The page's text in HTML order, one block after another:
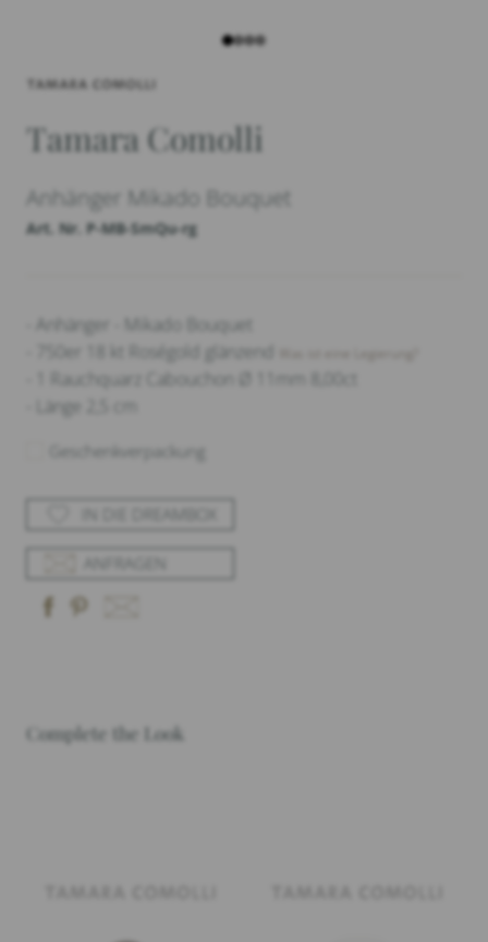
Tamara Comolli
Anhänger Mikado Bouquet
Art. Nr. P-MB-SmQu-rg
- Anhänger - Mikado Bouquet
- 750er 18 kt Roségold glänzend
- 1 Rauchquarz Cabouchon Ø 11mm 8,00ct
- Länge 2,5 cm
Geschenkverpackung
Complete the Look